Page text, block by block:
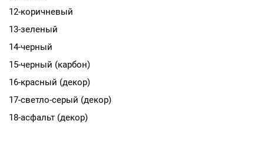
12-коричневый
13-зеленый
14-черный
15-черный (карбон)
16-красный (декор)
17-светло-серый (декор)
18-асфальт (декор)